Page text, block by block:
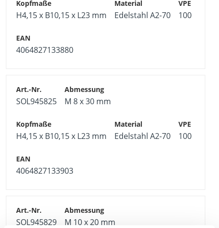
H4,15 x B10,15 x L23 mm Edelstahl A2-70 100
4064827133880
SOL945825 M 8 x 30 mm
H4,15 x B10,15 x L23 mm Edelstahl A2-70 100
4064827133903
SOL945829 M 10 x 20 mm